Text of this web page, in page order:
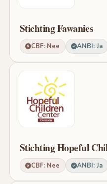
Stichting Fawanies
CBF: Nee ANBI: Ja
Stichting Hopeful
CBF: Nee ANBI: Ja